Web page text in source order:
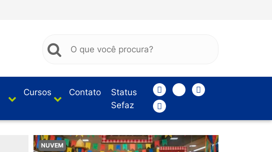
Cursos Contato
Status
Sefaz
NUVEM